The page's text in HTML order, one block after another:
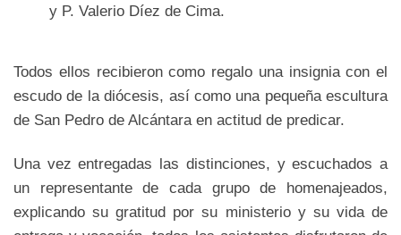
y P. Valerio Díez de Cima.
Todos ellos recibieron como regalo una insignia con el
escudo de la diócesis, así como una pequeña escultura
de San Pedro de Alcántara en actitud de predicar.
Una vez entregadas las distinciones, y escuchados a
un representante de cada grupo de homenajeados,
explicando su gratitud por su ministerio y su vida de